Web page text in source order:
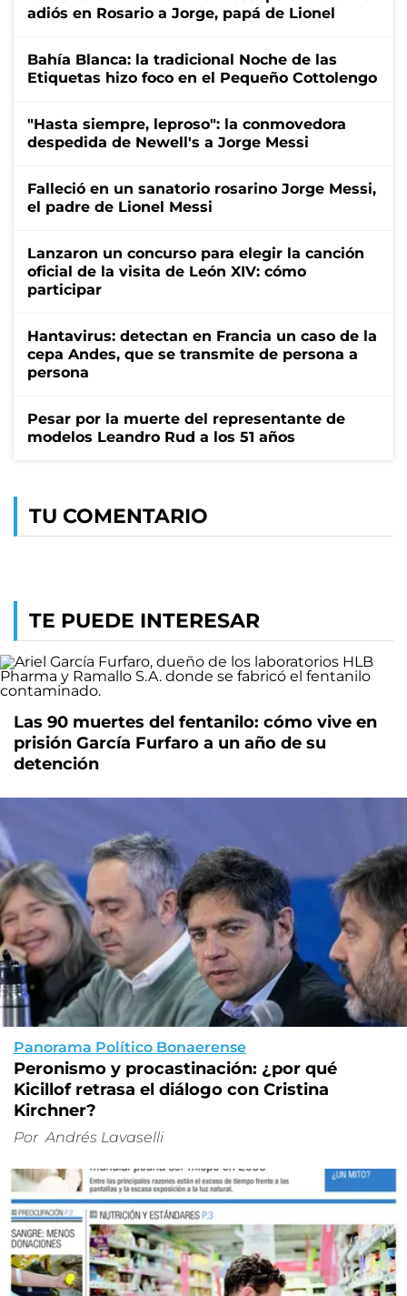
adiós en Rosario a Jorge, papá de Lionel
Bahía Blanca: la tradicional Noche de las
Etiquetas hizo foco en el Pequeño Cottolengo
"Hasta siempre, leproso": la conmovedora
despedida de Newell's a Jorge Messi
Falleció en un sanatorio rosarino Jorge Messi,
el padre de Lionel Messi
Lanzaron un concurso para elegir la canción
oficial de la visita de León XIV: cómo
participar
Hantavirus: detectan en Francia un caso de la
cepa Andes, que se transmite de persona a
persona
Pesar por la muerte del representante de
modelos Leandro Rud a los 51 años
TU COMENTARIO
TE PUEDE INTERESAR
Las 90 muertes del fentanilo: cómo vive en
prisión García Furfaro a un año de su
detención
Panorama Político Bonaerense
Peronismo y procastinación: ¿por qué
Kicillof retrasa el diálogo con Cristina
Kirchner?
Por Andrés Lavaselli